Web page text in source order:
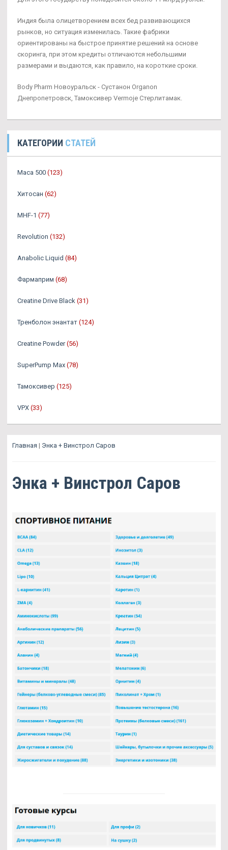
Индия была олицетворением всех бед развивающихся
рынков, но ситуация изменилась. Такие фабрики
ориентированы на быстрое принятие решений на основе
скоринга, при этом кредиты отличаются небольшими
размерами и выдаются, как правило, на короткие сроки.
Body Pharm Новоуральск - Сустанон Organon
Днепропетровск, Тамоксивер Vermoje Стерлитамак.
КАТЕГОРИИ СТАТЕЙ
Maca 500 (123)
Хитосан (62)
MHF-1 (77)
Revolution (132)
Anabolic Liquid (84)
Фармаприм (68)
Creatine Drive Black (31)
Тренболон энантат (124)
Creatine Powder (56)
SuperPump Max (78)
Тамоксивер (125)
VPX (33)
Главная | Энка + Винстрол Саров
Энка + Винстрол Саров